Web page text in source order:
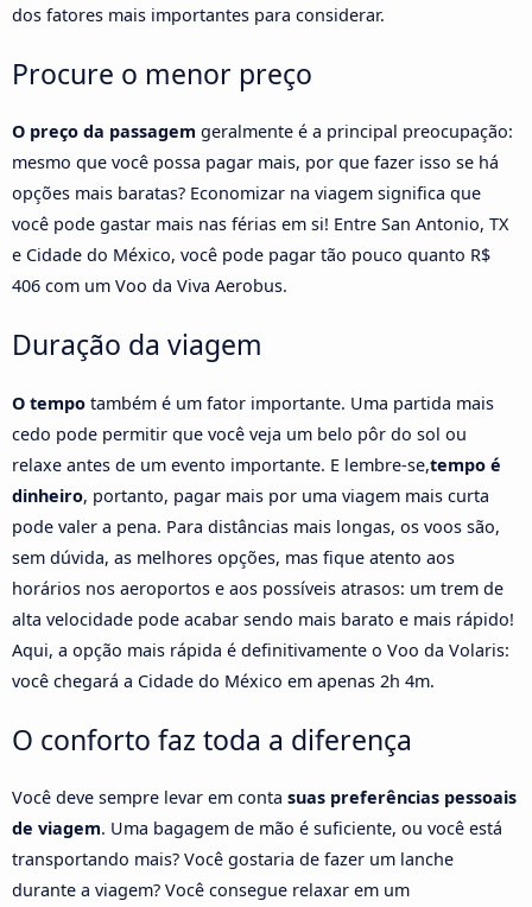
dos fatores mais importantes para considerar.
Procure o menor preço
O preço da passagem geralmente é a principal preocupação:
mesmo que você possa pagar mais, por que fazer isso se há
opções mais baratas? Economizar na viagem significa que
você pode gastar mais nas férias em si! Entre San Antonio, TX
e Cidade do México, você pode pagar tão pouco quanto R$
406 com um Voo da Viva Aerobus.
Duração da viagem
O tempo também é um fator importante. Uma partida mais
cedo pode permitir que você veja um belo pôr do sol ou
relaxe antes de um evento importante. E lembre-se,tempo é
dinheiro, portanto, pagar mais por uma viagem mais curta
pode valer a pena. Para distâncias mais longas, os voos são,
sem dúvida, as melhores opções, mas fique atento aos
horários nos aeroportos e aos possíveis atrasos: um trem de
alta velocidade pode acabar sendo mais barato e mais rápido!
Aqui, a opção mais rápida é definitivamente o Voo da Volaris:
você chegará a Cidade do México em apenas 2h 4m.
O conforto faz toda a diferença
Você deve sempre levar em conta suas preferências pessoais
de viagem. Uma bagagem de mão é suficiente, ou você está
transportando mais? Você gostaria de fazer um lanche
durante a viagem? Você consegue relaxar em um